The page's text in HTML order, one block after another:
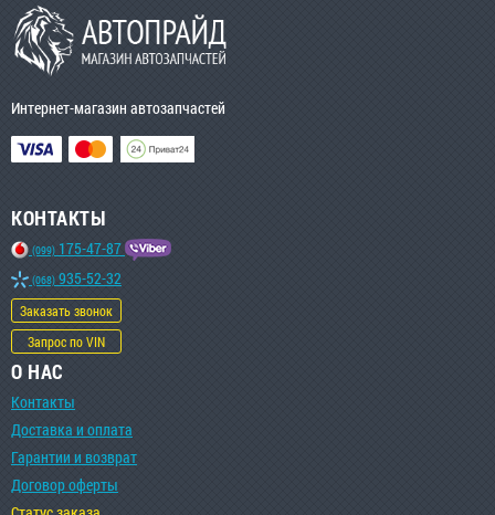
Интернет-магазин автозапчастей
КОНТАКТЫ
(099) 175-47-87
(068) 935-52-32
Заказать звонок
Запрос по VIN
О НАС
Контакты
Доставка и оплата
Гарантии и возврат
Договор оферты